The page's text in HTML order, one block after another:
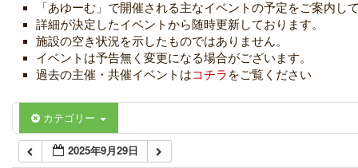
「あゆーむ」で開催される主なイベントの予定をご案内し
詳細が決定したイベントから随時更新しております。
施設の空き状況を示したものではありません。
イベントは予告無く変更になる場合がございます。
過去の主催・共催イベントはコチラ をご覧ください
カテゴリー
2025年9月29日
04:00
06:00
07:00